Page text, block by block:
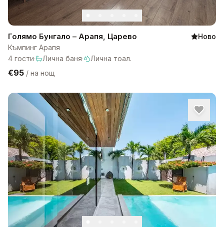
Голямо Бунгало – Арапя, Царево
Ново
Къмпинг Арапя
4 гости· Лична баня· Лична тоал.
€95 / на нощ